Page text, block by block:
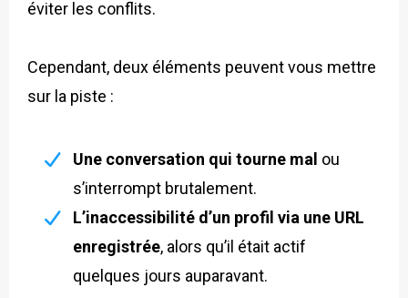
éviter les conflits.
Cependant, deux éléments peuvent vous mettre
sur la piste :
Une conversation qui tourne mal ou
s’interrompt brutalement.
L’inaccessibilité d’un profil via une URL
enregistrée, alors qu’il était actif
quelques jours auparavant.